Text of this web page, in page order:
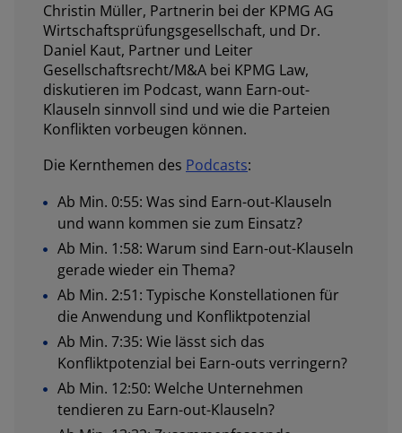
Christin Müller, Partnerin bei der KPMG AG
Wirtschaftsprüfungsgesellschaft, und Dr.
Daniel Kaut, Partner und Leiter
Gesellschaftsrecht/M&A bei KPMG Law,
diskutieren im Podcast, wann Earn-out-
Klauseln sinnvoll sind und wie die Parteien
Konflikten vorbeugen können.
Die Kernthemen des Podcasts:
Ab Min. 0:55: Was sind Earn-out-Klauseln
und wann kommen sie zum Einsatz?
Ab Min. 1:58: Warum sind Earn-out-Klauseln
gerade wieder ein Thema?
Ab Min. 2:51: Typische Konstellationen für
die Anwendung und Konfliktpotenzial
Ab Min. 7:35: Wie lässt sich das
Konfliktpotenzial bei Earn-outs verringern?
Ab Min. 12:50: Welche Unternehmen
tendieren zu Earn-out-Klauseln?